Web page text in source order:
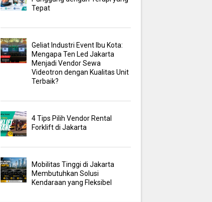
Tepat
Geliat Industri Event Ibu Kota:
Mengapa Ten Led Jakarta
Menjadi Vendor Sewa
Videotron dengan Kualitas Unit
Terbaik?
4 Tips Pilih Vendor Rental
Forklift di Jakarta
Mobilitas Tinggi di Jakarta
Membutuhkan Solusi
Kendaraan yang Fleksibel